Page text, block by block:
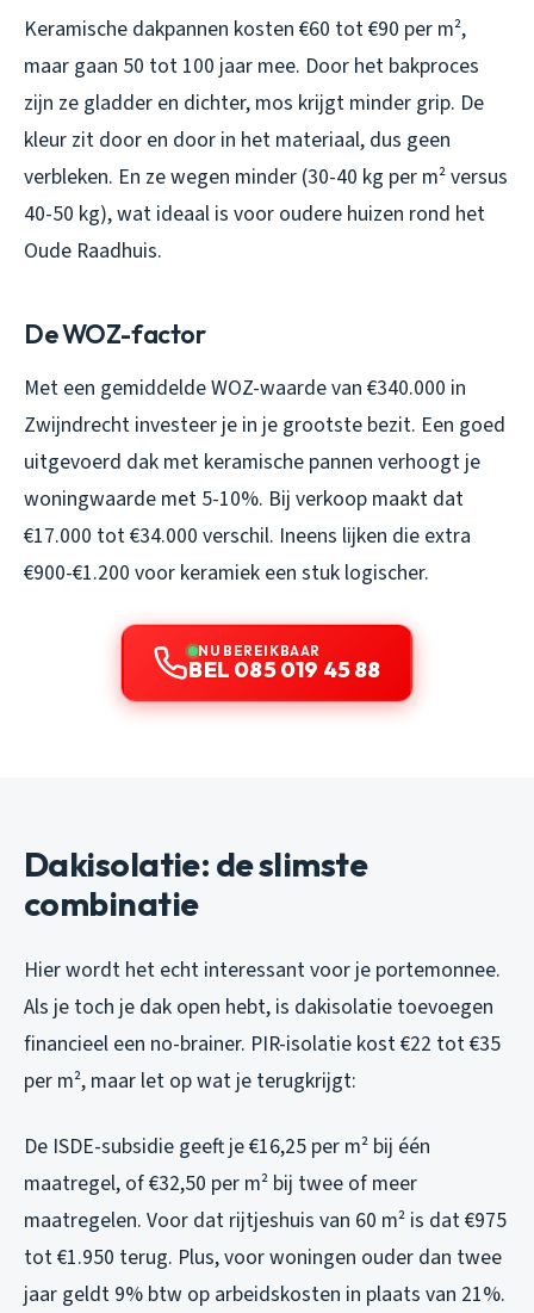
Keramische dakpannen kosten €60 tot €90 per m²,
maar gaan 50 tot 100 jaar mee. Door het bakproces
zijn ze gladder en dichter, mos krijgt minder grip. De
kleur zit door en door in het materiaal, dus geen
verbleken. En ze wegen minder (30-40 kg per m² versus
40-50 kg), wat ideaal is voor oudere huizen rond het
Oude Raadhuis.
De WOZ-factor
Met een gemiddelde WOZ-waarde van €340.000 in
Zwijndrecht investeer je in je grootste bezit. Een goed
uitgevoerd dak met keramische pannen verhoogt je
woningwaarde met 5-10%. Bij verkoop maakt dat
€17.000 tot €34.000 verschil. Ineens lijken die extra
€900-€1.200 voor keramiek een stuk logischer.
NU BEREIKBAAR
BEL 085 019 45 88
Dakisolatie: de slimste
combinatie
Hier wordt het echt interessant voor je portemonnee.
Als je toch je dak open hebt, is dakisolatie toevoegen
financieel een no-brainer. PIR-isolatie kost €22 tot €35
per m², maar let op wat je terugkrijgt:
De ISDE-subsidie geeft je €16,25 per m² bij één
maatregel, of €32,50 per m² bij twee of meer
maatregelen. Voor dat rijtjeshuis van 60 m² is dat €975
tot €1.950 terug. Plus, voor woningen ouder dan twee
jaar geldt 9% btw op arbeidskosten in plaats van 21%.